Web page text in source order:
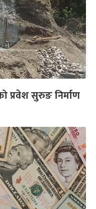
प्रवेश सुरुङ निर्माण